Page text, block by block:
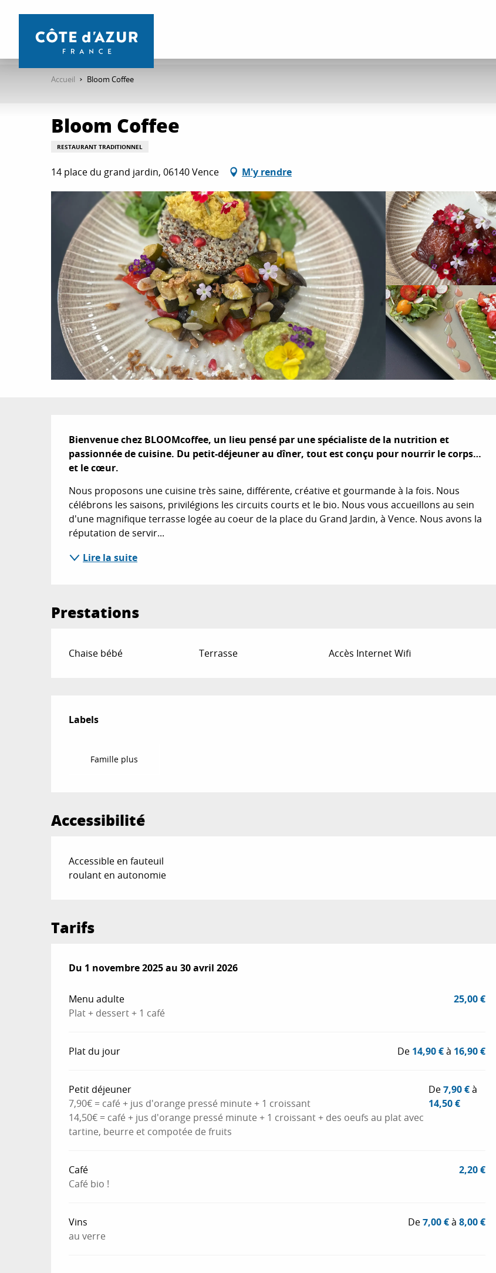
contenu
Accueil Bloom Coffee
Bloom Coffee
RESTAURANT TRADITIONNEL
14 place du grand jardin, 06140 Vence M'y rendre
Description
Bienvenue chez BLOOMcoffee, un lieu pensé par une spécialiste de la nutrition et
passionnée de cuisine. Du petit-déjeuner au dîner, tout est conçu pour nourrir le corps…
et le cœur.
Nous proposons une cuisine très saine, différente, créative et gourmande à la fois. Nous
célébrons les saisons, privilégions les circuits courts et le bio. Nous vous accueillons au sein
d'une magnifique terrasse logée au coeur de la place du Grand Jardin, à Vence. Nous avons la
réputation de servir...
Lire la suite
Prestations
Chaise bébé Terrasse Accès Internet Wifi
Offres de prestations
Labels
Labels
Famille plus
Accessibilité
Accessible en fauteuil
roulant en autonomie
Tarifs
Du 1 novembre 2025au 30 avril 2026
Du 1 novembre 2025au 30 avril 2026
Menu adulte
Plat + dessert + 1 café
25,00 €
Plat du jour De 14,90 €à 16,90 €
Petit déjeuner
7,90€ = café + jus d'orange pressé minute + 1 croissant
14,50€ = café + jus d'orange pressé minute + 1 croissant + des oeufs au plat avec
tartine, beurre et compotée de fruits
De7,90 €à
14,50 €
Café
Café bio !
2,20 €
Vins
au verre
De7,00 €à8,00 €